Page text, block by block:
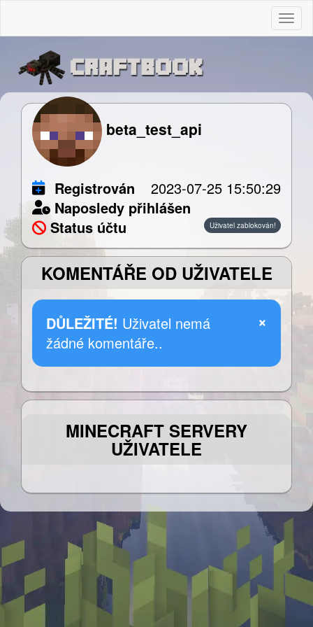
beta_test_api
Registrován
2023-07-25 15:50:29
Naposledy přihlášen
Status účtu
Uživatel zablokován!
KOMENTÁŘE OD UŽIVATELE
×
DŮLEŽITÉ! Uživatel nemá
žádné komentáře..
MINECRAFT SERVERY
UŽIVATELE